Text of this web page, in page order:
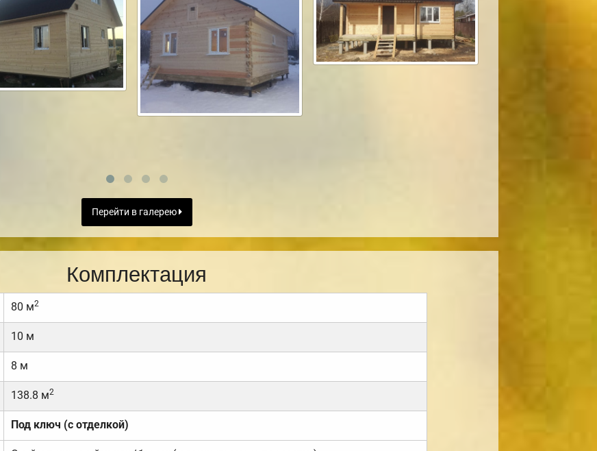
Перейти в галерею
Комплектация
80 м2
10 м
8 м
138.8 м2
Под ключ (с отделкой)